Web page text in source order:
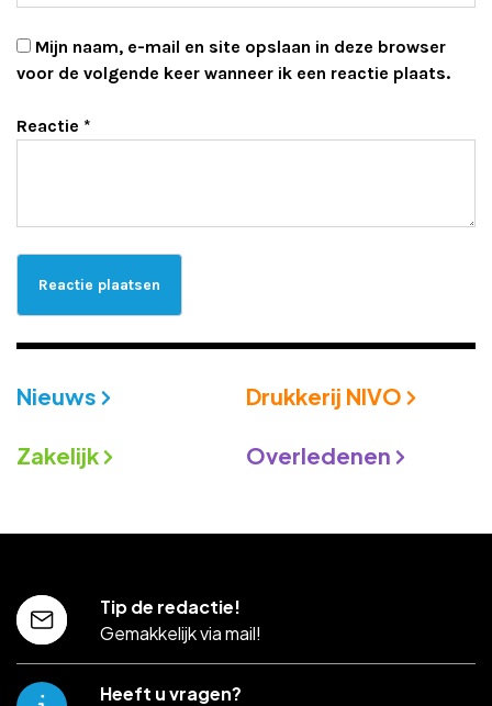
Mijn naam, e-mail en site opslaan in deze browser
voor de volgende keer wanneer ik een reactie plaats.
Reactie *
Nieuws Drukkerij NIVO
Zakelijk Overledenen
Tip de redactie!
Gemakkelijk via mail!
Heeft u vragen?